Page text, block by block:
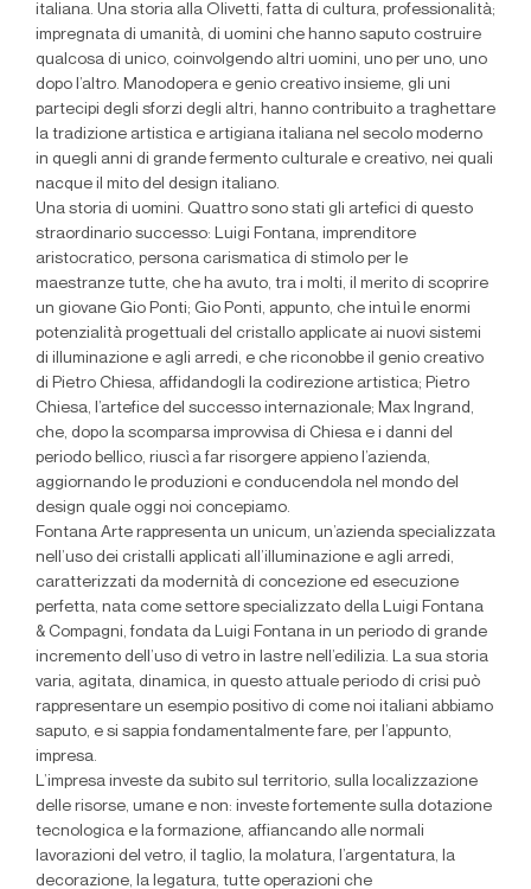
italiana. Una storia alla Olivetti, fatta di cultura, professionalità;
impregnata di umanità, di uomini che hanno saputo costruire
qualcosa di unico, coinvolgendo altri uomini, uno per uno, uno
dopo l’altro. Manodopera e genio creativo insieme, gli uni
partecipi degli sforzi degli altri, hanno contribuito a traghettare
la tradizione artistica e artigiana italiana nel secolo moderno
in quegli anni di grande fermento culturale e creativo, nei quali
nacque il mito del design italiano.
Una storia di uomini. Quattro sono stati gli artefici di questo
straordinario successo: Luigi Fontana, imprenditore
aristocratico, persona carismatica di stimolo per le
maestranze tutte, che ha avuto, tra i molti, il merito di scoprire
un giovane Gio Ponti; Gio Ponti, appunto, che intuì le enormi
potenzialità progettuali del cristallo applicate ai nuovi sistemi
di illuminazione e agli arredi, e che riconobbe il genio creativo
di Pietro Chiesa, affidandogli la codirezione artistica; Pietro
Chiesa, l’artefice del successo internazionale; Max Ingrand,
che, dopo la scomparsa improvvisa di Chiesa e i danni del
periodo bellico, riuscì a far risorgere appieno l’azienda,
aggiornando le produzioni e conducendola nel mondo del
design quale oggi noi concepiamo.
Fontana Arte rappresenta un unicum, un’azienda specializzata
nell’uso dei cristalli applicati all’illuminazione e agli arredi,
caratterizzati da modernità di concezione ed esecuzione
perfetta, nata come settore specializzato della Luigi Fontana
& Compagni, fondata da Luigi Fontana in un periodo di grande
incremento dell’uso di vetro in lastre nell’edilizia. La sua storia
varia, agitata, dinamica, in questo attuale periodo di crisi può
rappresentare un esempio positivo di come noi italiani abbiamo
saputo, e si sappia fondamentalmente fare, per l’appunto,
impresa.
L’impresa investe da subito sul territorio, sulla localizzazione
delle risorse, umane e non: investe fortemente sulla dotazione
tecnologica e la formazione, affiancando alle normali
lavorazioni del vetro, il taglio, la molatura, l’argentatura, la
decorazione, la legatura, tutte operazioni che